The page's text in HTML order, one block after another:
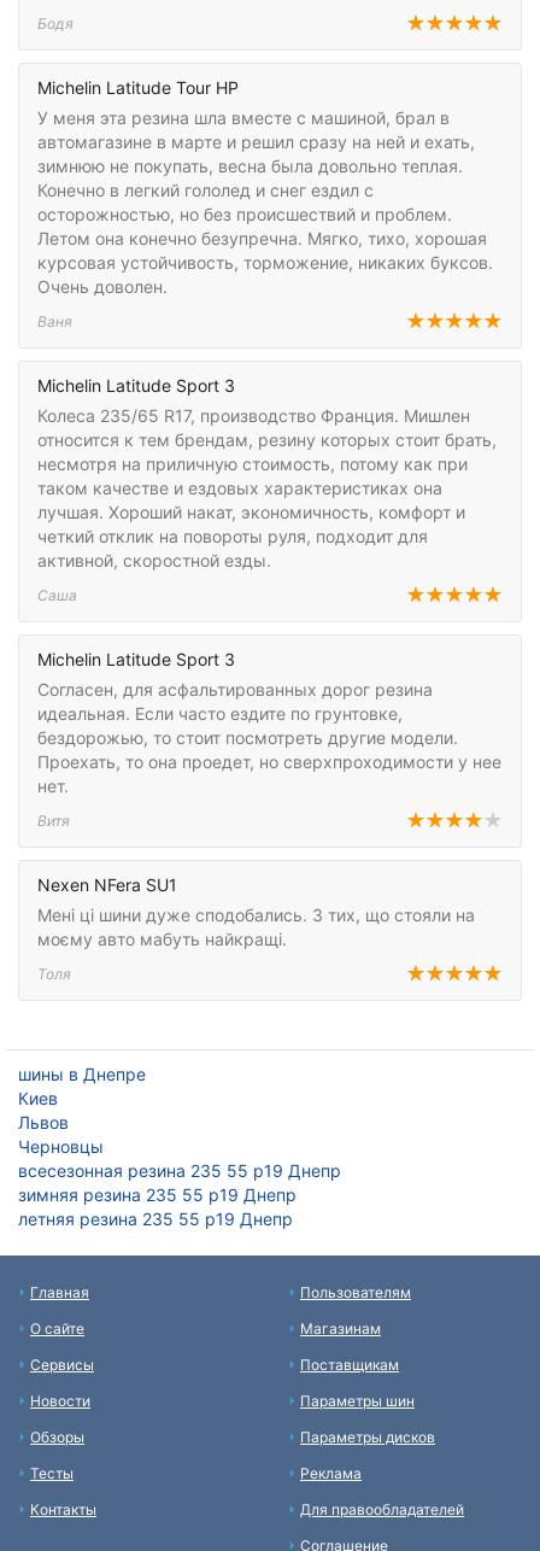
Бодя
Michelin Latitude Tour HP
У меня эта резина шла вместе с машиной, брал в
автомагазине в марте и решил сразу на ней и ехать,
зимнюю не покупать, весна была довольно теплая.
Конечно в легкий гололед и снег ездил с
осторожностью, но без происшествий и проблем.
Летом она конечно безупречна. Мягко, тихо, хорошая
курсовая устойчивость, торможение, никаких буксов.
Очень доволен.
Ваня
Michelin Latitude Sport 3
Колеса 235/65 R17, производство Франция. Мишлен
относится к тем брендам, резину которых стоит брать,
несмотря на приличную стоимость, потому как при
таком качестве и ездовых характеристиках она
лучшая. Хороший накат, экономичность, комфорт и
четкий отклик на повороты руля, подходит для
активной, скоростной езды.
Саша
Michelin Latitude Sport 3
Согласен, для асфальтированных дорог резина
идеальная. Если часто ездите по грунтовке,
бездорожью, то стоит посмотреть другие модели.
Проехать, то она проедет, но сверхпроходимости у нее
нет.
Витя
Nexen NFera SU1
Мені ці шини дуже сподобались. З тих, що стояли на
моєму авто мабуть найкращі.
Толя
шины в Днепре
Киев
Львов
Черновцы
всесезонная резина 235 55 р19 Днепр
зимняя резина 235 55 р19 Днепр
летняя резина 235 55 р19 Днепр
Главная
О сайте
Сервисы
Новости
Обзоры
Тесты
Контакты
Пользователям
Магазинам
Поставщикам
Параметры шин
Параметры дисков
Реклама
Для правообладателей
Соглашение